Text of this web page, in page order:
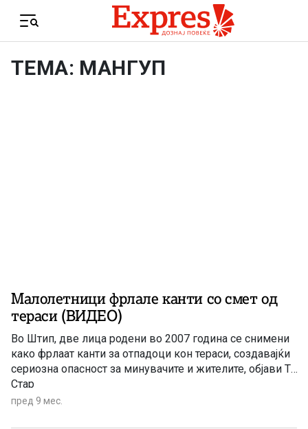
Menu
ТЕМА: МАНГУП
Малолетници фрлале канти со смет од
тераси (ВИДЕО)
Во Штип, две лица родени во 2007 година се снимени
како фрлаат канти за отпадоци кон тераси, создавајќи
сериозна опасност за минувачите и жителите, објави Тв
Стар
пред 9 мес.